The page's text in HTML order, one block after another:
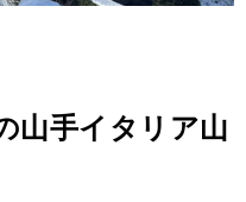
山手イタリア山